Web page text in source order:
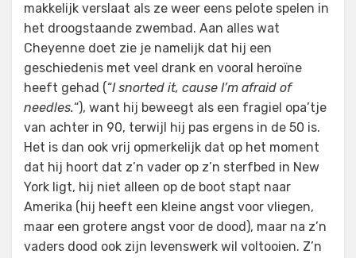
makkelijk verslaat als ze weer eens pelote spelen in
het droogstaande zwembad. Aan alles wat
Cheyenne doet zie je namelijk dat hij een
geschiedenis met veel drank en vooral heroïne
heeft gehad (“I snorted it, cause I’m afraid of
needles.“), want hij beweegt als een fragiel opa’tje
van achter in 90, terwijl hij pas ergens in de 50 is.
Het is dan ook vrij opmerkelijk dat op het moment
dat hij hoort dat z’n vader op z’n sterfbed in New
York ligt, hij niet alleen op de boot stapt naar
Amerika (hij heeft een kleine angst voor vliegen,
maar een grotere angst voor de dood), maar na z’n
vaders dood ook zijn levenswerk wil voltooien. Z’n